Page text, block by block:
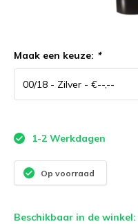
Maak een keuze: *
1-2 Werkdagen
Op voorraad
Beschikbaar in de winkel: